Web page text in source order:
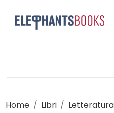
Home Libri Letteratura